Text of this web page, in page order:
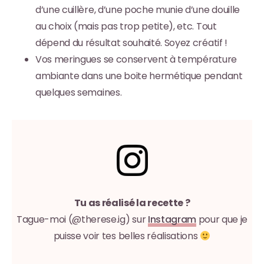
d’une cuillère, d’une poche munie d’une douille
au choix (mais pas trop petite), etc. Tout
dépend du résultat souhaité. Soyez créatif !
Vos meringues se conservent à température
ambiante dans une boite hermétique pendant
quelques semaines.
Tu as réalisé la recette ?
Tague-moi (@therese.ig) surInstagram pour que je
puisse voir tes belles réalisations